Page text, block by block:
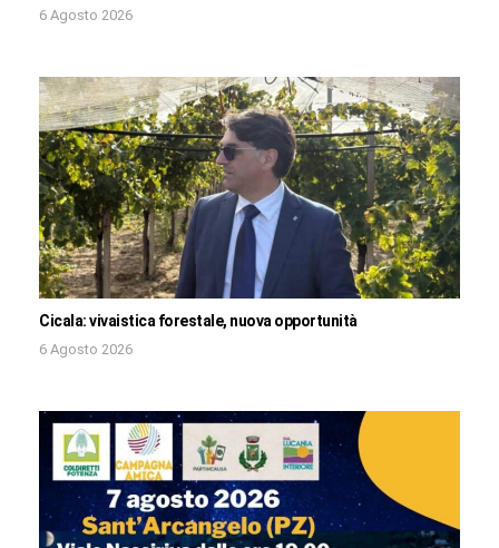
6 Agosto 2026
Cicala: vivaistica forestale, nuova opportunità
6 Agosto 2026